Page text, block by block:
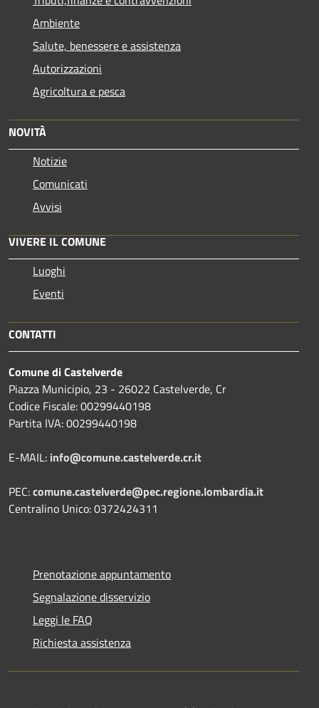
Ambiente
Salute, benessere e assistenza
Autorizzazioni
Agricoltura e pesca
NOVITÀ
Notizie
Comunicati
Avvisi
VIVERE IL COMUNE
Luoghi
Eventi
CONTATTI
Comune di Castelverde
Piazza Municipio, 23 - 26022 Castelverde, Cr
Codice Fiscale: 00299440198
Partita IVA: 00299440198
E-MAIL: info@comune.castelverde.cr.it
PEC:comune.castelverde@pec.regione.lombardia.it
Centralino Unico: 0372424311
Prenotazione appuntamento
Segnalazione disservizio
Leggi le FAQ
Richiesta assistenza